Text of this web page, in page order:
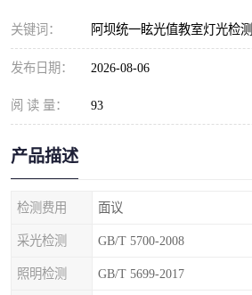
关键词： 阿坝统一眩光值教室灯光检测
发布日期： 2026-08-06
阅 读 量： 93
产品描述
检测费用 面议
采光检测 GB/T 5700-2008
照明检测 GB/T 5699-2017